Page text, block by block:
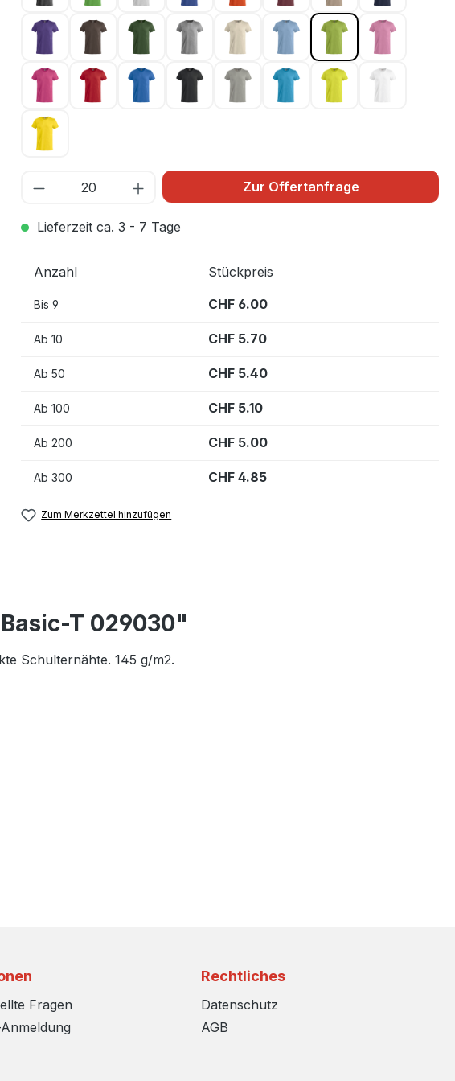
Dunkellila 44Dunkelmocca 825
Flaschengrün 68Graumeliert 95Hellbeige 815Hellblau 57Hellgrün 67
Kirsche 300 Royal Blau 55Schwarz 99Silber 94 Türkis 54
Zur Offertanfrage
Lieferzeit ca. 3 - 7 Tage
Anzahl Stückpreis
Bis 9 CHF 6.00
Ab 10 CHF 5.70
Ab 50 CHF 5.40
Ab 100 CHF 5.10
Ab 200 CHF 5.00
Ab 300 CHF 4.85
Zum Merkzettel hinzufügen
T 029030"
Schulternähte. 145 g/m2.
Fragen
Rechtliches
Datenschutz
AGB